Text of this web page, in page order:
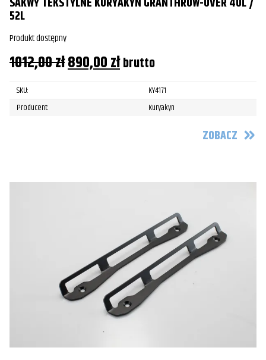
52L
Produkt dostępny
1012,00złPierwotna
890,00złAktualna
wynosi:
890,00 zł.
brutto
SKU:
KY4171
Producent:
Kuryakyn
ZOBACZ